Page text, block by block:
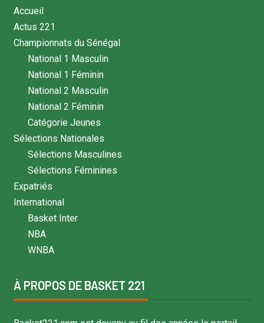
Accueil
Actus 221
Championnats du Sénégal
National 1 Masculin
National 1 Féminin
National 2 Masculin
National 2 Féminin
Catégorie Jeunes
Sélections Nationales
Sélections Masculines
Sélections Féminines
Expatriés
International
Basket Inter
NBA
WNBA
À PROPOS DE BASKET 221